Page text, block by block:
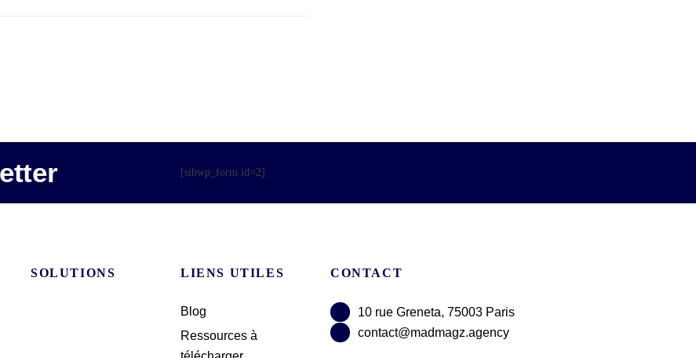
[sibwp_form id=2]
SOLUTIONS LIENS UTILES
Blog
Ressources à
CONTACT
10 rue Greneta, 75003 Paris
contact@madmagz.agency